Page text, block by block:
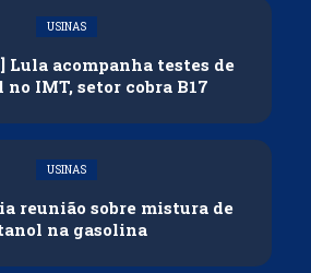
USINAS
Lula acompanha testes de
IMT, setor cobra B17
USINAS
reunião sobre mistura de
na gasolina